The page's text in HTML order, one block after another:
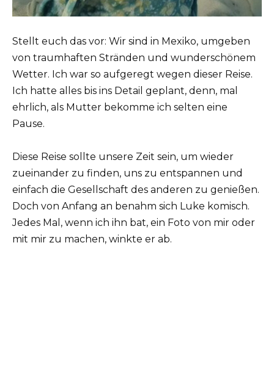
Stellt euch das vor: Wir sind in Mexiko, umgeben
von traumhaften Stränden und wunderschönem
Wetter. Ich war so aufgeregt wegen dieser Reise.
Ich hatte alles bis ins Detail geplant, denn, mal
ehrlich, als Mutter bekomme ich selten eine
Pause.
Diese Reise sollte unsere Zeit sein, um wieder
zueinander zu finden, uns zu entspannen und
einfach die Gesellschaft des anderen zu genießen.
Doch von Anfang an benahm sich Luke komisch.
Jedes Mal, wenn ich ihn bat, ein Foto von mir oder
mit mir zu machen, winkte er ab.